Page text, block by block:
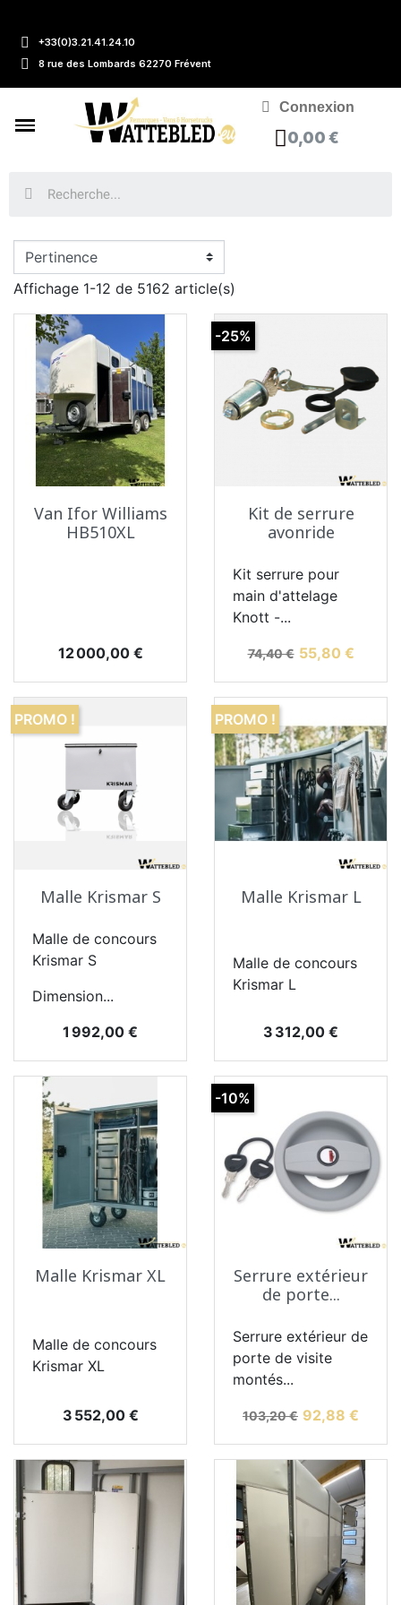
+33(0)3.21.41.24.10
8 rue des Lombards 62270 Frévent
Connexion
0,00 €
Affichage 1-12 de 5162 article(s)
Van Ifor Williams
HB510XL
Prix
12 000,00 €
Kit de serrure
avonride
Kit serrure pour
main d'attelage
Knott -...
Prix de base
74,40 € Prix
55,80 €
-25%
Malle Krismar S
Malle de concours
Krismar S
Dimension...
Prix
1 992,00 €
PROMO !
Malle Krismar L
Malle de concours
Krismar L
Prix
3 312,00 €
PROMO !
Malle Krismar XL
Malle de concours
Krismar XL
Prix
3 552,00 €
Serrure extérieur
de porte...
Serrure extérieur de
porte de visite
montés...
Prix de base
103,20 € Prix
92,88 €
-10%